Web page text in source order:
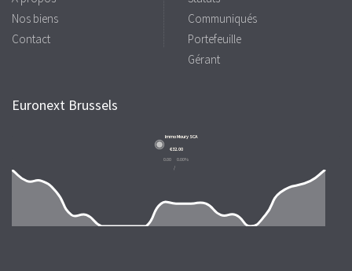
Nos biens
Contact
Communiqués
Portefeuille
Gérant
Euronext Brussels
Immo Moury SCA
€32.00
0.00
/
0.00%